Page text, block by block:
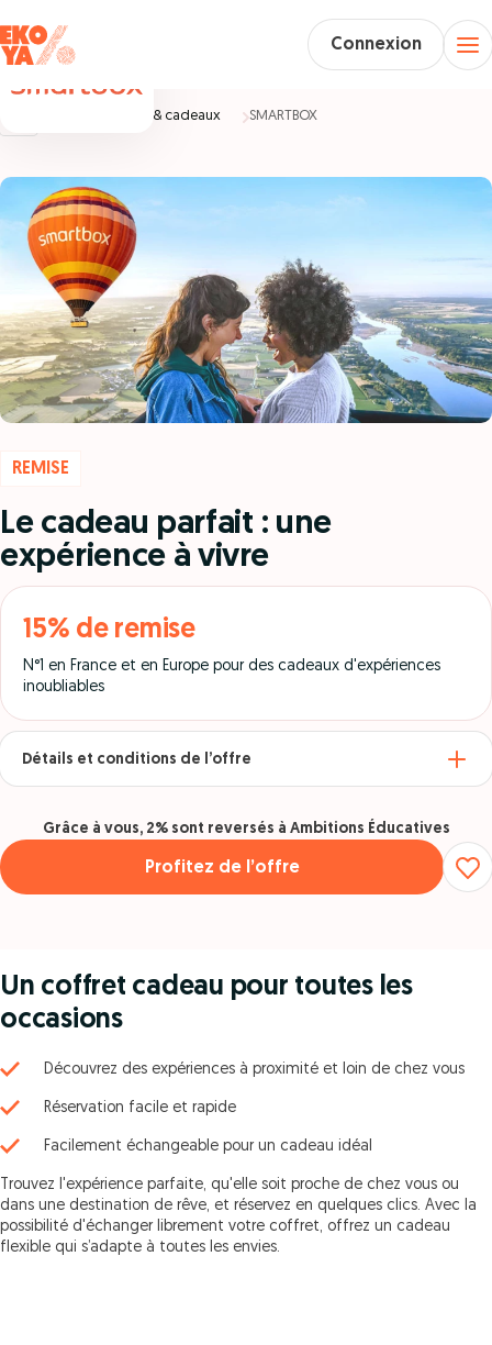
Connexion
Loisirs & cadeaux SMARTBOX
Un coffret cadeau pour toutes les
occasions
Découvrez des expériences à proximité et loin de chez vous
Réservation facile et rapide
Facilement échangeable pour un cadeau idéal
Trouvez l'expérience parfaite, qu'elle soit proche de chez vous ou
dans une destination de rêve, et réservez en quelques clics. Avec la
possibilité d'échanger librement votre coffret, offrez un cadeau
flexible qui s’adapte à toutes les envies.
REMISE
Le cadeau parfait : une
expérience à vivre
15% de remise
N°1 en France et en Europe pour des cadeaux d'expériences
inoubliables
Détails et conditions de l’offre
Profitez de l’offre
Grâce à vous, 2% sont reversés à Ambitions Éducatives